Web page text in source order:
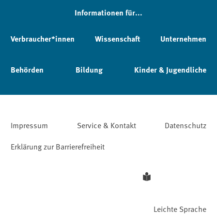
Informationen für...
Verbraucher*innen Wissenschaft Unternehmen
Behörden Bildung Kinder & Jugendliche
Impressum Service & Kontakt
Datenschutz
Erklärung zur Barrierefreiheit
Leichte Sprache